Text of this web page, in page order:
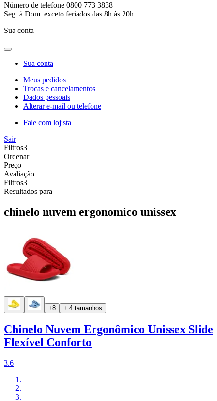
Número de telefone 0800 773 3838
Seg. à Dom. exceto feriados das 8h às 20h
Sua conta
Sua conta
Meus pedidos
Trocas e cancelamentos
Dados pessoais
Alterar e-mail ou telefone
Fale com lojista
Sair
Filtros3
Ordenar
Preço
Avaliação
Filtros3
Resultados para
chinelo nuvem ergonomico unissex
+8 + 4 tamanhos
Chinelo Nuvem Ergonômico Unissex Slide
Flexível Conforto
3.6